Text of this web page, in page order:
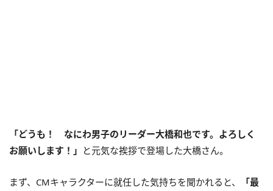
「どうも！ なにわ男子のリーダー大橋和也です。よろしく
お願いします！」 と元気な挨拶で登場した大橋さん。
まず、CMキャラクターに就任した気持ちを聞かれると、
「最